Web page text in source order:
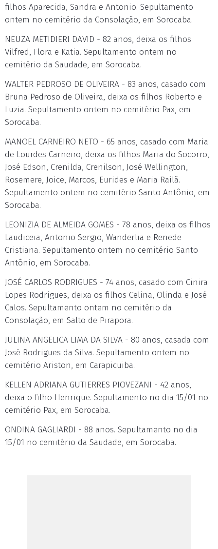
filhos Aparecida, Sandra e Antonio. Sepultamento
ontem no cemitério da Consolação, em Sorocaba.
NEUZA METIDIERI DAVID - 82 anos, deixa os filhos
Vilfred, Flora e Katia. Sepultamento ontem no
cemitério da Saudade, em Sorocaba.
WALTER PEDROSO DE OLIVEIRA - 83 anos, casado com
Bruna Pedroso de Oliveira, deixa os filhos Roberto e
Luzia. Sepultamento ontem no cemitério Pax, em
Sorocaba.
MANOEL CARNEIRO NETO - 65 anos, casado com Maria
de Lourdes Carneiro, deixa os filhos Maria do Socorro,
José Edson, Crenilda, Crenilson, José Wellington,
Rosemere, Joice, Marcos, Eurides e Maria Railã.
Sepultamento ontem no cemitério Santo Antônio, em
Sorocaba.
LEONIZIA DE ALMEIDA GOMES - 78 anos, deixa os filhos
Laudiceia, Antonio Sergio, Wanderlia e Renede
Cristiana. Sepultamento ontem no cemitério Santo
Antônio, em Sorocaba.
JOSÉ CARLOS RODRIGUES - 74 anos, casado com Cinira
Lopes Rodrigues, deixa os filhos Celina, Olinda e José
Calos. Sepultamento ontem no cemitério da
Consolação, em Salto de Pirapora.
JULINA ANGELICA LIMA DA SILVA - 80 anos, casada com
José Rodrigues da Silva. Sepultamento ontem no
cemitério Ariston, em Carapicuiba.
KELLEN ADRIANA GUTIERRES PIOVEZANI - 42 anos,
deixa o filho Henrique. Sepultamento no dia 15/01 no
cemitério Pax, em Sorocaba.
ONDINA GAGLIARDI - 88 anos. Sepultamento no dia
15/01 no cemitério da Saudade, em Sorocaba.